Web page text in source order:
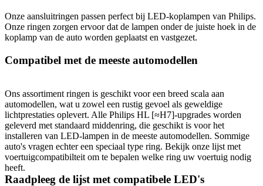
Onze aansluitringen passen perfect bij LED-koplampen van Philips.
Onze ringen zorgen ervoor dat de lampen onder de juiste hoek in de
koplamp van de auto worden geplaatst en vastgezet.
Compatibel met de meeste automodellen
Ons assortiment ringen is geschikt voor een breed scala aan
automodellen, wat u zowel een rustig gevoel als geweldige
lichtprestaties oplevert. Alle Philips HL [≈H7]-upgrades worden
geleverd met standaard middenring, die geschikt is voor het
installeren van LED-lampen in de meeste automodellen. Sommige
auto's vragen echter een speciaal type ring. Bekijk onze lijst met
voertuigcompatibilteit om te bepalen welke ring uw voertuig nodig
heeft.
Raadpleeg de lijst met compatibele LED's